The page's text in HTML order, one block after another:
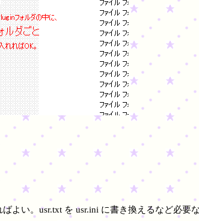
よい。usr.txt を usr.ini に書き換えるなど必要